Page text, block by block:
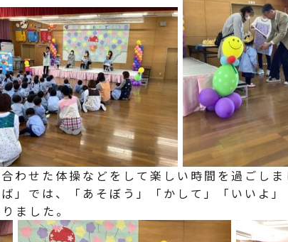
わせた体操などをして楽しい時間を過ごしま
」では、「あそぼう」「かして」「いいよ
ました。